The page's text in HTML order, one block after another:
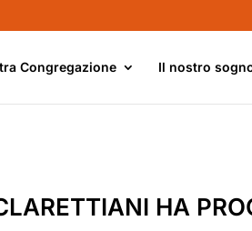
Congregazione Il nostro
HA